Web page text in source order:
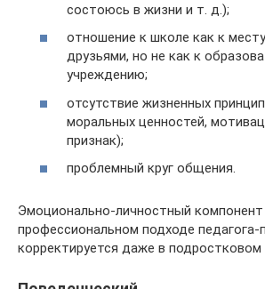
состоюсь в жизни и т. д.);
отношение к школе как к
друзьями, но не как к
учреждению;
отсутствие жизненных
моральных ценностей,
признак);
проблемный круг общения.
Эмоционально-личностный компонент
профессиональном подходе педагога-
корректируется даже в подростковом